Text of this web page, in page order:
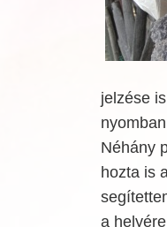
jelzése
Néhány
hozta is
a